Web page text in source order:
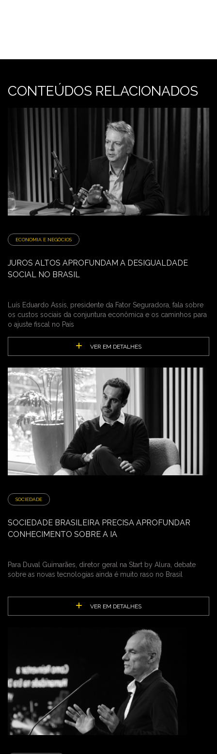
CONTEÚDOS RELACIONADOS
ECONOMIA E NEGÓCIOS
JUROS ALTOS APROFUNDAM A DESIGUALDADE
SOCIAL NO BRASIL
Luís Eduardo Assis, presidente da Fator Seguradora, fala sobre
os custos sociais da conjuntura econômica e os caminhos para
o ajuste fiscal no País
VER EM DETALHES
SOCIEDADE
SOCIEDADE BRASILEIRA PRECISA APROFUNDAR
CONHECIMENTO SOBRE A IA
Para Duval Guimarães, diretor geral na Start by Alura, debate
sobre as novas tecnologias ainda é muito raso no Brasil
VER EM DETALHES